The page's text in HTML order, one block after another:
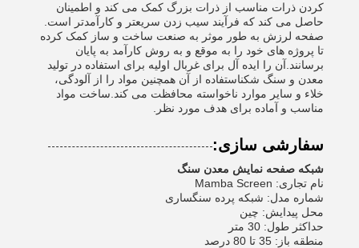
کردن ذرات مناسب از ذرات بزرگ کمک می کند و اطمینان
حاصل می کند که فرآیند سیب زدن سریعتر و کارآمدتر است.
صفحه لرزش به طور موثر به صنعت ساخت و ساز کمک کرده
تا پروژه های خود را به موقع و به روش کارآمد به پایان
برسانند.آن را ایده آل برای غربال اولیه برای استفاده در تولید
معدن و سنگ شکناستفاده از آن همچنین مواد را از آلودگی،
خلاء و سایر موارد ناخواسته محافظت می کند.ساخت مواد
مناسب و آماده برای هدف مورد نظر.
سفارشی سازی:
شبکه صفحه نمایش معدن سنگ
نام تجاری: Mamba Screen
شماره مدل: شبكه پرده سنگساری
محل پیدایش: چین
حداکثر طول: 30 متر
منطقه باز: 35 تا 80 درصد